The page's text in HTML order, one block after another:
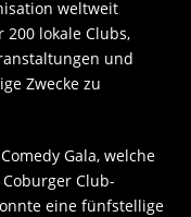
weltweit
lokale Clubs,
und
Zwecke zu
Gala, welche
Club-
eine fünfstellige